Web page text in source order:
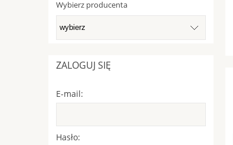
Wybierz producenta
ZALOGUJ SIĘ
E-mail:
Hasło: